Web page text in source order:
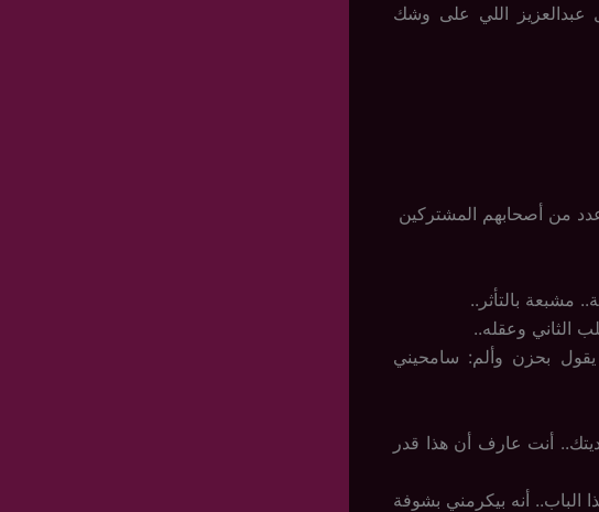
عبدالعزيز اللي على وشك
من أصحابهم المشتركين
مشبعة بالتأثر..
الثاني وعقله..
بحزن وألم: سامحيني
أنت عارف أن هذا قدر
الباب.. أنه بيكرمني بشوفة